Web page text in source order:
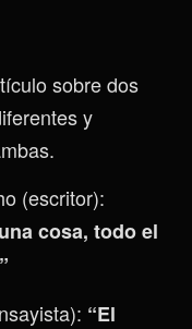
sobre dos
y
(escritor):
cosa, todo el
“El